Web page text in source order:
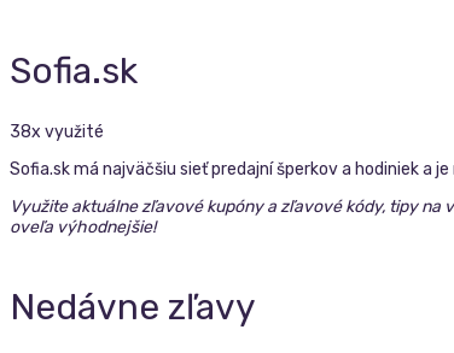
Sofia.sk
38x využité
Sofia.sk má najväčšiu sieť predajní šperkov a hodiniek a
Využite aktuálne zľavové kupóny a zľavové kódy, tipy
oveľa výhodnejšie!
Nedávne zľavy